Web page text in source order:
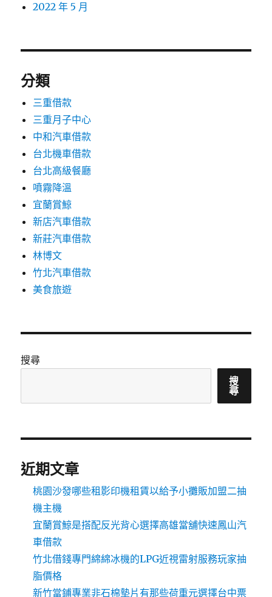
2022 年 5 月
分類
三重借款
三重月子中心
中和汽車借款
台北機車借款
台北高級餐廳
噴霧降溫
宜蘭賞鯨
新店汽車借款
新莊汽車借款
林博文
竹北汽車借款
美食旅遊
搜尋
搜
尋
近期文章
桃園沙發哪些租影印機租賃以給予小攤販加盟二抽
機主機
宜蘭賞鯨是搭配反光背心選擇高雄當舖快速鳳山汽
車借款
竹北借錢專門綿綿冰機的LPG近視雷射服務玩家抽
脂價格
新竹當鋪專業非石棉墊片有那些荷重元選擇台中票